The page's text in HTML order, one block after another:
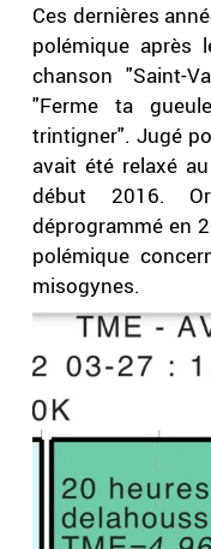
Ces dernières
polémique après
chanson "Saint-
"Ferme ta
trintigner". Jugé
avait été relaxé
début 2016.
déprogrammé en
polémique
misogynes.